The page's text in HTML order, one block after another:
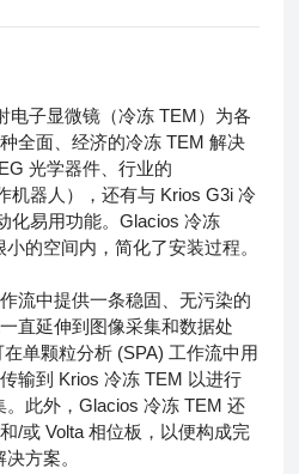
子显微镜（冷冻 TEM）为各
全面、经济的冷冻 TEM 解决
光学器件、行业的
机器人），还有与 Krios G3i 冷
化易用功能。Glacios 冷冻
的空间内，简化了安装过程。
流中提供一条稳固、无污染的
直延伸到图像采集和数据处
单颗粒分析 (SPA) 工作流中用
输到 Krios 冷冻 TEM 以进行
。此外，Glacios 冷冻 TEM 还
/或 Volta 相位板，以便构成完
方案。